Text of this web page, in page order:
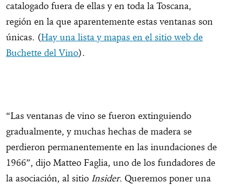
catalogado fuera de ellas y en toda la Toscana,
región en la que aparentemente estas ventanas son
únicas. (Hay una lista y mapas en el sitio web de
Buchette del Vino).
“Las ventanas de vino se fueron extinguiendo
gradualmente, y muchas hechas de madera se
perdieron permanentemente en las inundaciones de
1966”, dijo Matteo Faglia, uno de los fundadores de
la asociación, al sitio Insider. Queremos poner una